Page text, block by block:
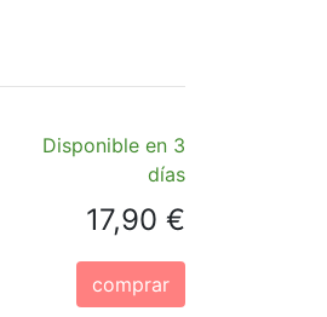
Disponible en 3
días
17,90 €
comprar